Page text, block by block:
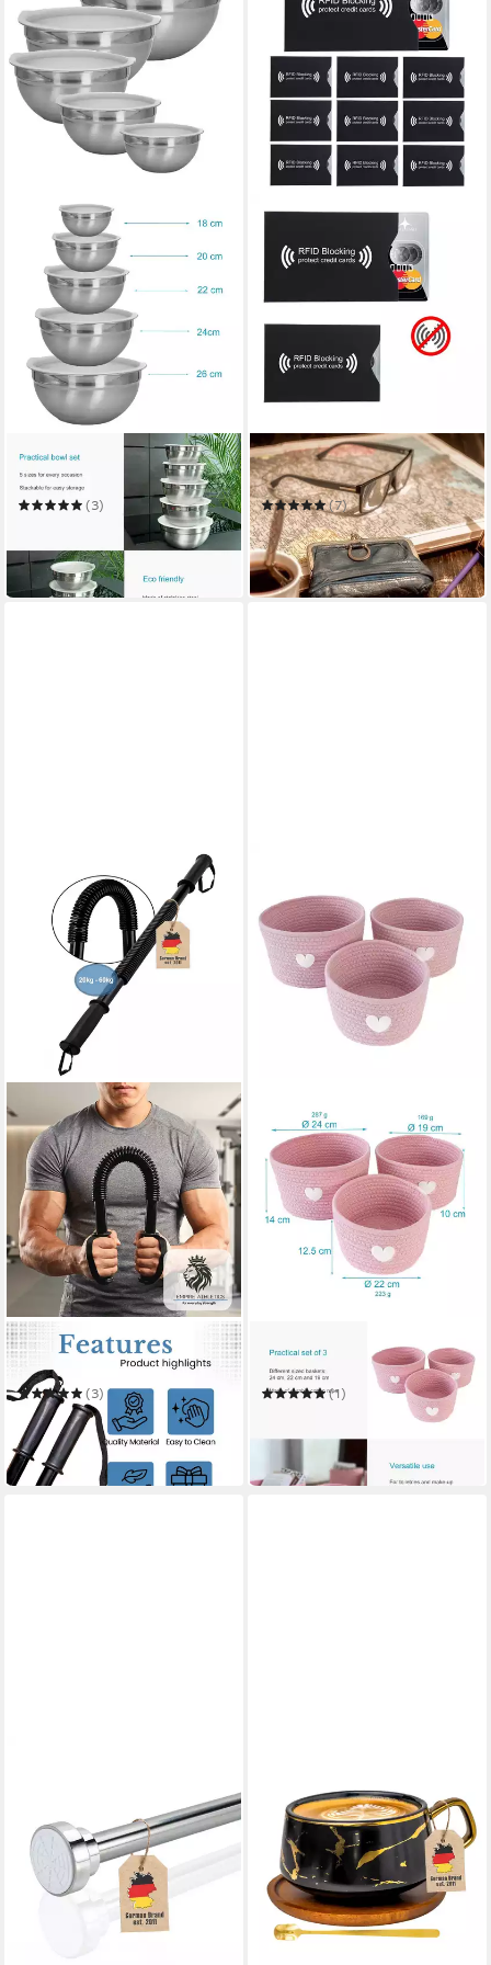
INTIRILIFE
Schüssel
(3)
48,99 €
-41%
in 4-5 Werktagen bei dir
INTIRILIFE
Geldbörse
(7)
15,99 €
in 4-5 Werktagen bei dir
EMPIREATHLETICS
(3)
ab 22,99 € UVP32,99 €
-30%
in 4-5 Werktagen bei dir
Aufbewahrungskorb
(1)
-31%
in 4-5 Werktagen bei dir